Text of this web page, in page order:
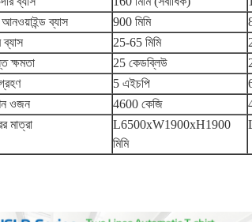
আনওয়াইন্ড ব্যাস
900 মিমি
25-65 মিমি
ক্ষমতা
25 কেডব্লিউ
5 এইচপি
ওজন
4600 কেজি
মাত্রা
L6500xW1900xH1900
মিমি